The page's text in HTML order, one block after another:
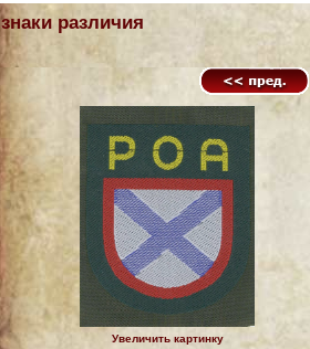
знаки различия
Увеличить картинку